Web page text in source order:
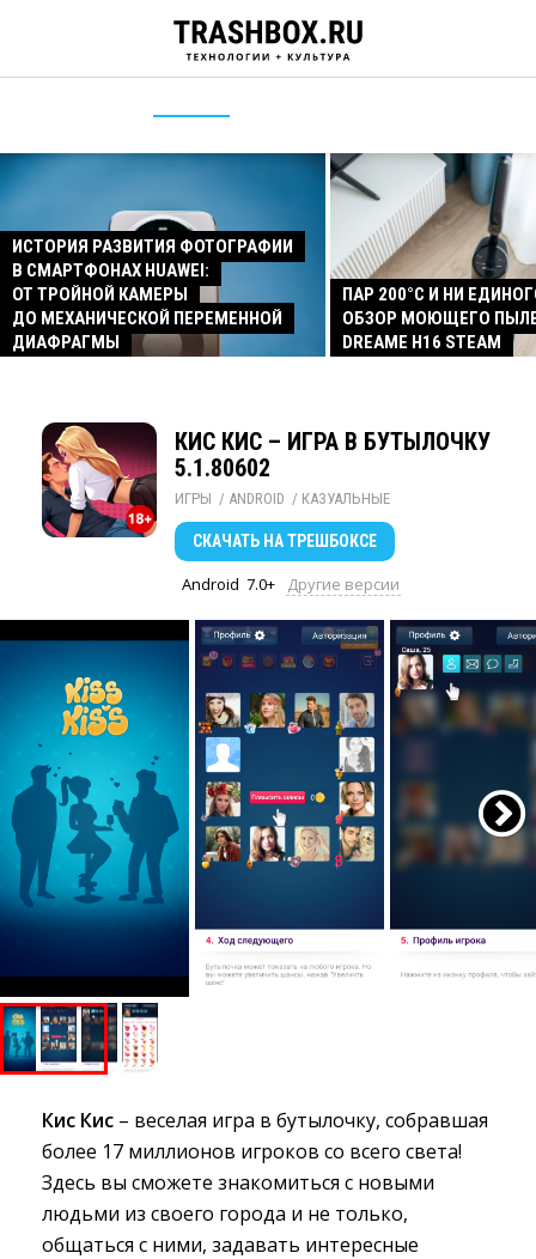
ИСТОРИЯ РАЗВИТИЯ ФОТОГРАФИИ
В СМАРТФОНАХ HUAWEI:
ОТ ТРОЙНОЙ КАМЕРЫ
ДО МЕХАНИЧЕСКОЙ ПЕРЕМЕННОЙ
ДИАФРАГМЫ
ПАР 200°C И НИ
ОБЗОР МОЮЩЕГО
DREAME H16 STEAM
КИС КИС – ИГРА В БУТЫЛОЧКУ
5.1.80602
ИГРЫ / ANDROID / КАЗУАЛЬНЫЕ
СКАЧАТЬ НА ТРЕШБОКСЕ
Android 7.0+ Другие версии
Кис Кис – веселая игра в бутылочку, собравшая
более 17 миллионов игроков со всего света!
Здесь вы сможете знакомиться с новыми
людьми из своего города и не только,
общаться с ними, задавать интересные